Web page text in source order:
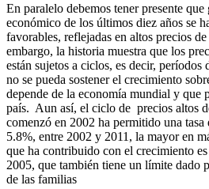
En paralelo debemos tener presente
económico de los últimos diez años se
favorables, reflejadas en altos precios
embargo, la historia muestra que los
están sujetos a ciclos, es decir,
no se pueda sostener el crecimiento
depende de la economía mundial y que
país. Aun así, el ciclo de precios altos
comenzó en 2002 ha permitido una
5.8%, entre 2002 y 2011, la mayor en
que ha contribuido con el crecimiento
2005, que también tiene un límite dado
de las familias